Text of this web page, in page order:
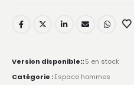
Version disponible::5 en stock
Catégorie :Espace hommes